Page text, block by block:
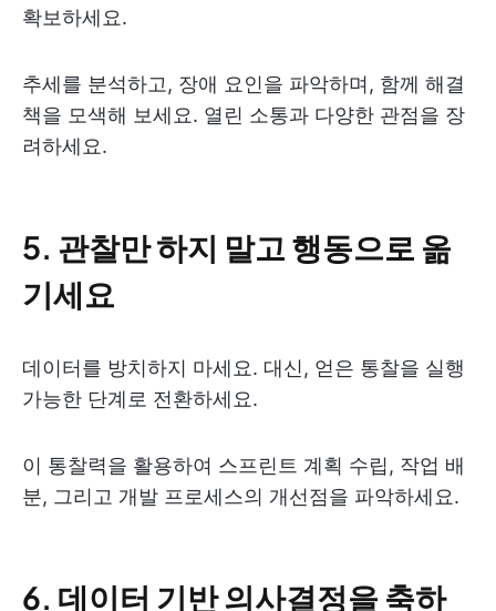
확보하세요.
추세를 분석하고, 장애 요인을 파악하며, 함께 해결
책을 모색해 보세요. 열린 소통과 다양한 관점을 장
려하세요.
5. 관찰만 하지 말고 행동으로 옮
기세요
데이터를 방치하지 마세요. 대신, 얻은 통찰을 실행
가능한 단계로 전환하세요.
이 통찰력을 활용하여 스프린트 계획 수립, 작업 배
분, 그리고 개발 프로세스의 개선점을 파악하세요.
6. 데이터 기반 의사결정을 축하